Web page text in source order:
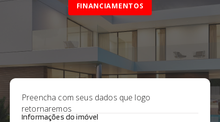
FINANCIAMENTOS
Preencha com seus dados que logo
retornaremos
Informações do imóvel